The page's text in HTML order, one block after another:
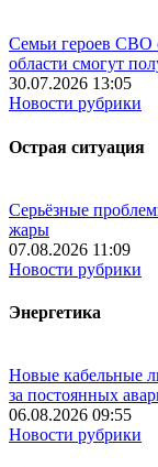
Семьи героев СВО
области смогут
30.07.2026 13:05
Новости рубрики
Острая ситуация
Серьёзные
жары
07.08.2026 11:09
Новости рубрики
Энергетика
Новые кабельные
за постоянных
06.08.2026 09:55
Новости рубрики